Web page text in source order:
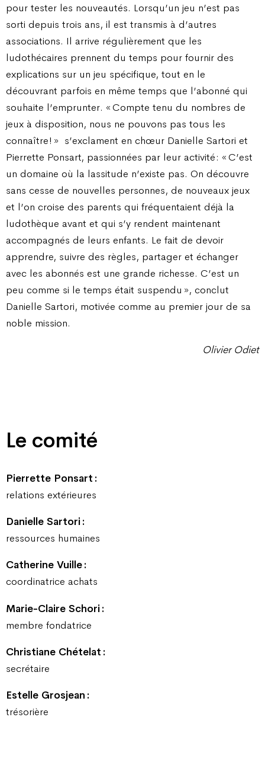
pour tester les nouveautés. Lorsqu’un jeu n’est pas
sorti depuis trois ans, il est transmis à d’autres
associations. Il arrive régulièrement que les
ludothécaires prennent du temps pour fournir des
explications sur un jeu spécifique, tout en le
découvrant parfois en même temps que l’abonné qui
souhaite l’emprunter. « Compte tenu du nombres de
jeux à disposition, nous ne pouvons pas tous les
connaître ! » s’exclament en chœur Danielle Sartori et
Pierrette Ponsart, passionnées par leur activité : « C’est
un domaine où la lassitude n’existe pas. On découvre
sans cesse de nouvelles personnes, de nouveaux jeux
et l’on croise des parents qui fréquentaient déjà la
ludothèque avant et qui s’y rendent maintenant
accompagnés de leurs enfants. Le fait de devoir
apprendre, suivre des règles, partager et échanger
avec les abonnés est une grande richesse. C’est un
peu comme si le temps était suspendu », conclut
Danielle Sartori, motivée comme au premier jour de sa
noble mission.
Olivier Odiet
Le comité
Pierrette Ponsart :
relations extérieures
Danielle Sartori :
ressources humaines
Catherine Vuille:
coordinatrice achats
Marie-Claire Schori:
membre fondatrice
Christiane Chételat :
secrétaire
Estelle Grosjean :
trésorière